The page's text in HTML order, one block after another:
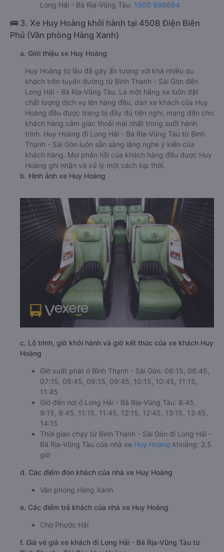
Long Hải - Bà Rịa-Vũng Tàu: 1900 888684
🚌 3. Xe Huy Hoàng khởi hành tại 450B Điện Biên
Phủ (Văn phòng Hàng Xanh)
a. Giới thiệu xe Huy Hoàng
Huy Hoàng từ lâu đã gây ấn tượng với khá nhiều du
khách trên tuyến đường từ Bình Thạnh - Sài Gòn đến
Long Hải - Bà Rịa-Vũng Tàu. Là một hãng xe luôn đặt
chất lượng dịch vụ lên hàng đầu, dàn xe khách của Huy
Hoàng đều được trang bị đầy đủ tiện nghi, mang đến cho
khách hàng cảm giác thoải mái nhất trong suốt hành
trình. Huy Hoàng đi Long Hải - Bà Rịa-Vũng Tàu từ Bình
Thạnh - Sài Gòn luôn sẵn sàng lắng nghe ý kiến của
khách hàng. Mọi phản hồi của khách hàng đều được Huy
Hoàng ghi nhận và xử lý một cách kịp thời.
b. Hình ảnh xe Huy Hoàng
c. Lộ trình, giờ khởi hành và giờ kết thúc của xe khách Huy
Hoàng
Giờ xuất phát ở Bình Thạnh - Sài Gòn: 06:15, 06:45,
07:15, 08:45, 09:15, 09:45, 10:15, 10:45, 11:15,
11:45
Giờ đến nơi ở Long Hải - Bà Rịa-Vũng Tàu: 8:45,
9:15, 9:45, 11:15, 11:45, 12:15, 12:45, 13:15, 13:45,
14:15
Thời gian chạy từ Bình Thạnh - Sài Gòn đi Long Hải -
Bà Rịa-Vũng Tàu của nhà xe Huy Hoàng khoảng: 2.5
giờ
d. Các điểm đón khách của nhà xe Huy Hoàng
Văn phòng Hàng Xanh
e. Các điểm trả khách của nhà xe Huy Hoàng
Chợ Phước Hải
f. Giá vé giá xe khách đi Long Hải - Bà Rịa-Vũng Tàu từ